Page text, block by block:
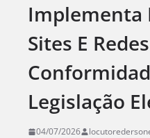
Implementa
Sites E
Legislação
04/07/2026